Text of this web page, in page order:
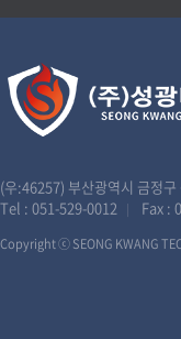
(우:46257) 부산광역시 금정
Tel : 051-529-0012 | Fax :
Copyright ⓒ SEONG KWANG